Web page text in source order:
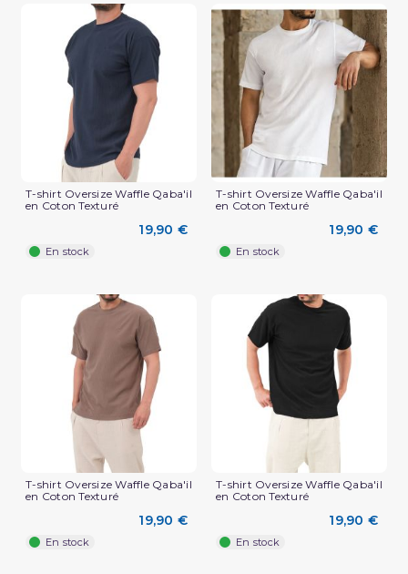
(3 avis)
T-shirt Oversize Waffle Qaba'il
en Coton Texturé
19,90 €
En stock
T-shirt Oversize Waffle Qaba'il
en Coton Texturé
19,90 €
En stock
T-shirt Oversize Waffle Qaba'il
en Coton Texturé
19,90 €
En stock
T-shirt Oversize Waffle Qaba'il
en Coton Texturé
19,90 €
En stock